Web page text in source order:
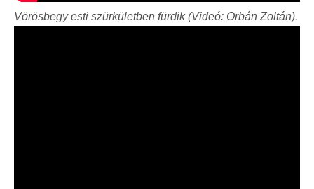
Vörösbegy esti szürkületben fürdik (Videó: Orbán Zoltán).